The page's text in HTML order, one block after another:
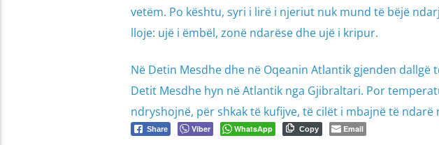
vetëm. Po kështu, syri i lirë i njeriut nuk mund të bëjë
lloje: ujë i ëmbël, zonë ndarëse dhe ujë i kripur.
Në Detin Mesdhe dhe në Oqeanin Atlantik gjenden
Detit Mesdhe hyn në Atlantik nga Gjibraltari. Por
ndryshojnë, për shkak të kufijve, të cilët i mbajnë të ndarë
Share Viber WhatsApp Copy Email